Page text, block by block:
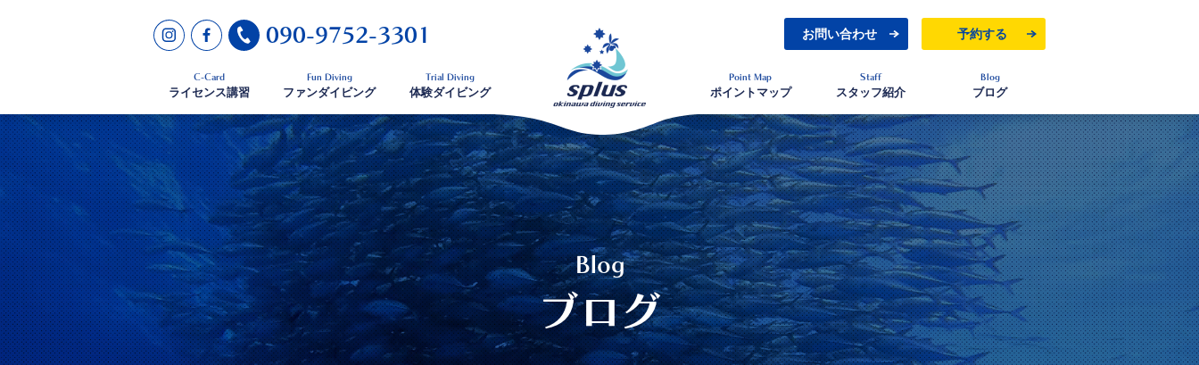
090-9752-3301 お問い合わせ 予約する
C-Card
ライセンス講習
Fun Diving
ファンダイビング
Trial Diving
体験ダイビング
Point Map
ポイントマップ
Staff
スタッフ紹介
Blog
ブログ
Blog
ブログ